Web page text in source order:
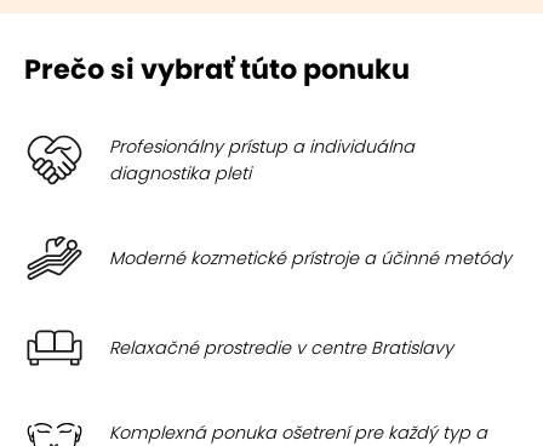
Prečo si vybrať túto ponuku
Profesionálny prístup a individuálna
diagnostika pleti
Moderné kozmetické prístroje a účinné metódy
Relaxačné prostredie v centre Bratislavy
Komplexná ponuka ošetrení pre každý typ a